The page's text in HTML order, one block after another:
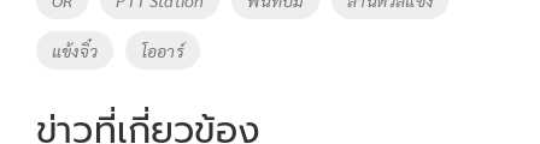
o
k
n
k
แข้งจิ๋ว โออาร์
ข่าวที่เกี่ยวข้อง